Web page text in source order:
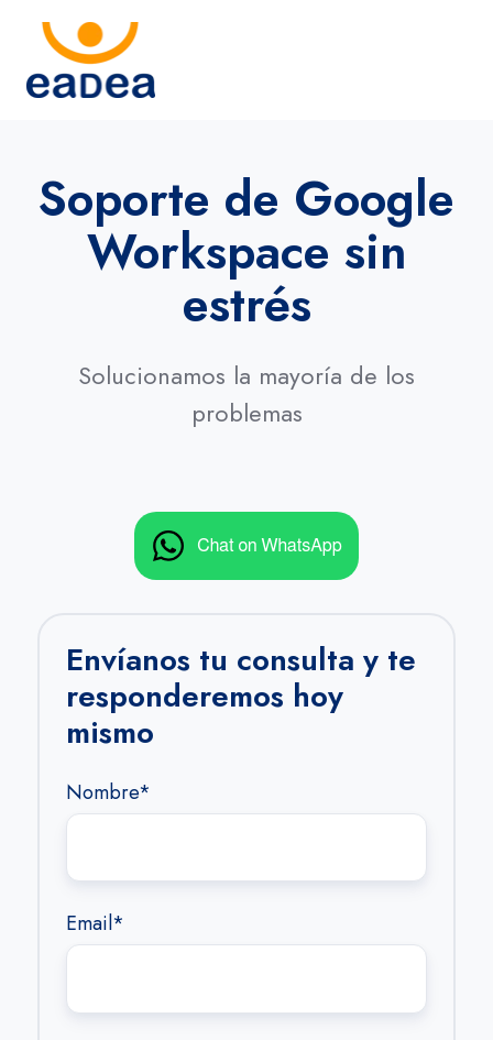
Soporte de Google
Workspace sin
estrés
Solucionamos la mayoría de los
problemas
Envíanos tu consulta y te
responderemos hoy
mismo
Nombre*
Email*